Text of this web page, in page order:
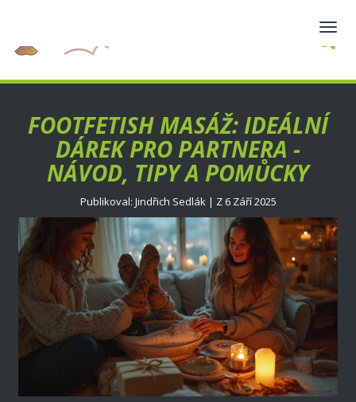
FOOTFETISH MASÁŽ: IDEÁLNÍ
DÁREK PRO PARTNERA -
NÁVOD, TIPY A POMŮCKY
Publikoval: Jindřich Sedlák | Z 6 Září 2025